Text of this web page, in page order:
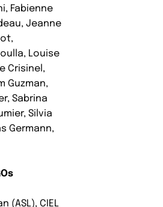
Fabienne
Jeanne
Louise
Crisinel,
Guzman,
Sabrina
Silvia
Germann,
(ASL), CIEL